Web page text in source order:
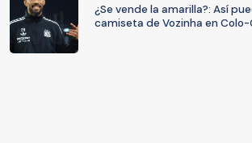
¿Se vende la amarilla?: Así
camiseta de Vozinha en Colo-